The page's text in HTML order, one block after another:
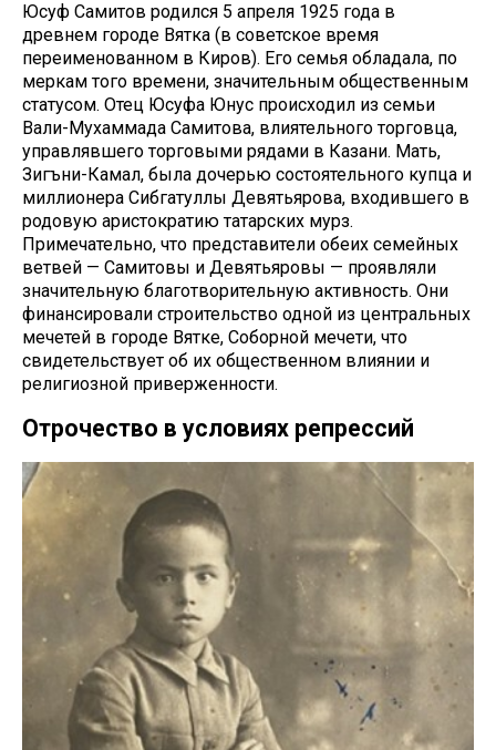
Юсуф Самитов родился 5 апреля 1925 года в
древнем городе Вятка (в советское время
переименованном в Киров). Его семья обладала, по
меркам того времени, значительным общественным
статусом. Отец Юсуфа Юнус происходил из семьи
Вали-Мухаммада Самитова, влиятельного торговца,
управлявшего торговыми рядами в Казани. Мать,
Зигъни-Камал, была дочерью состоятельного купца и
миллионера Сибгатуллы Девятьярова, входившего в
родовую аристократию татарских мурз.
Примечательно, что представители обеих семейных
ветвей — Самитовы и Девятьяровы — проявляли
значительную благотворительную активность. Они
финансировали строительство одной из центральных
мечетей в городе Вятке, Соборной мечети, что
свидетельствует об их общественном влиянии и
религиозной приверженности.
Отрочество в условиях репрессий